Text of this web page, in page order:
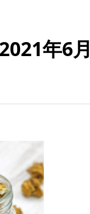
年6月